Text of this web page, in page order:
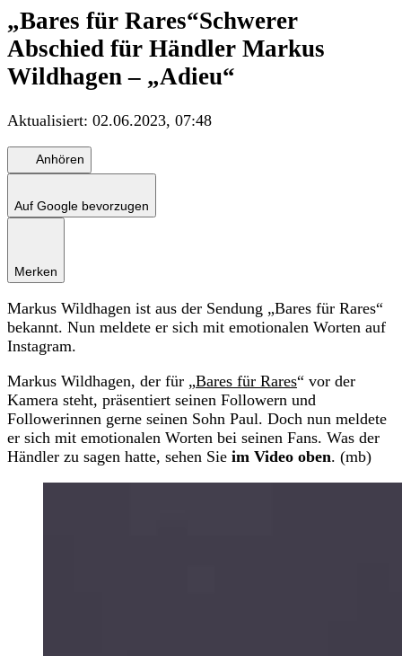
„Bares für Rares“Schwerer
Abschied für Händler Markus
Wildhagen – „Adieu“
Aktualisiert: 02.06.2023, 07:48
Anhören
Auf Google bevorzugen
Merken
Markus Wildhagen ist aus der Sendung „Bares für Rares“
bekannt. Nun meldete er sich mit emotionalen Worten auf
Instagram.
Markus Wildhagen, der für „Bares für Rares“ vor der
Kamera steht, präsentiert seinen Followern und
Followerinnen gerne seinen Sohn Paul. Doch nun meldete
er sich mit emotionalen Worten bei seinen Fans. Was der
Händler zu sagen hatte, sehen Sie im Video oben. (mb)